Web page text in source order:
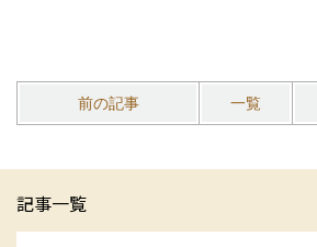
前の記事 一覧
記事一覧